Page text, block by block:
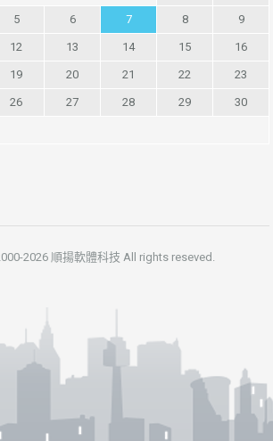
5 6 7 8 9
12 13 14 15 16
19 20 21 22 23
26 27 28 29 30
2026 順揚軟體科技 All rights reseved.